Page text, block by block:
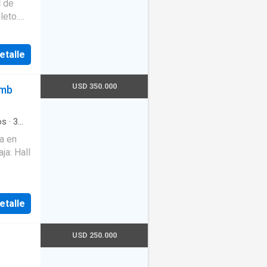
de
· 3
·
Hall
USD 350.000
USD 250.000